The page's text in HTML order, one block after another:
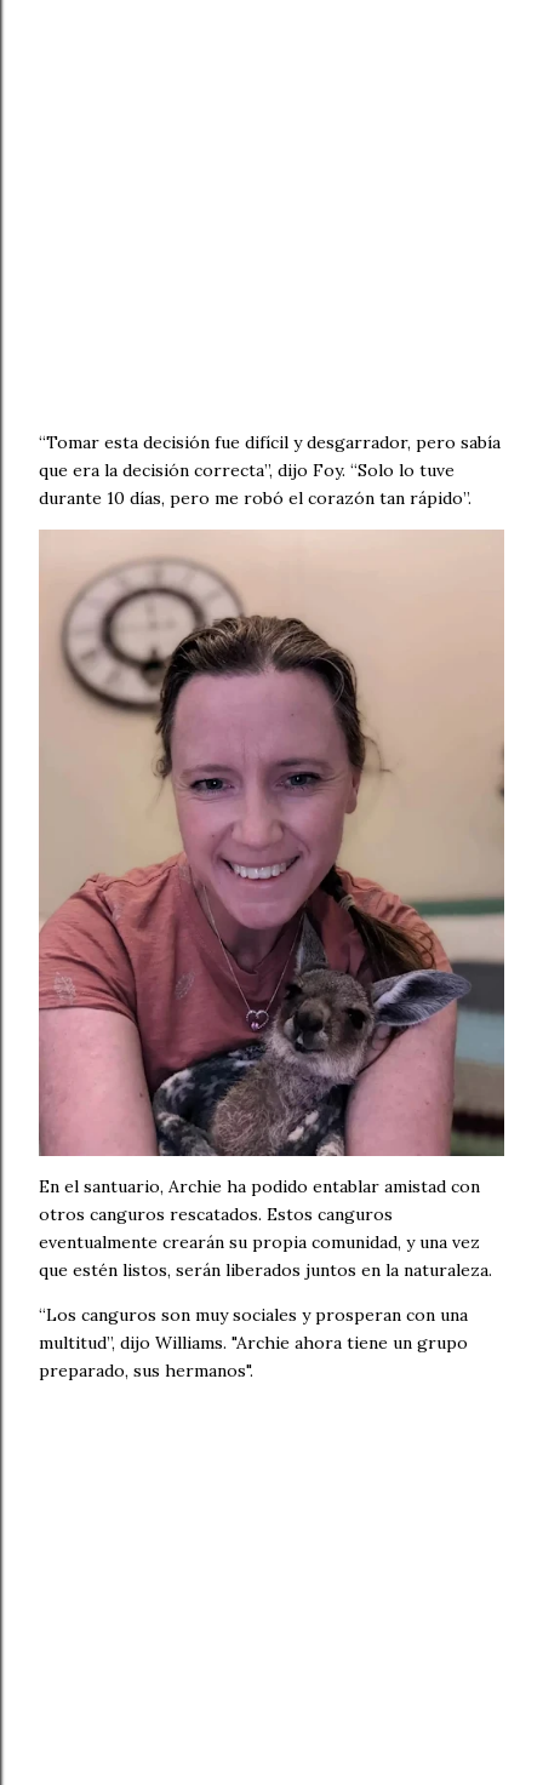
“Tomar esta decisión fue difícil y desgarrador, pero sabía
que era la decisión correcta”, dijo Foy. “Solo lo tuve
durante 10 días, pero me robó el corazón tan rápido”.
En el santuario, Archie ha podido entablar amistad con
otros canguros rescatados. Estos canguros
eventualmente crearán su propia comunidad, y una vez
que estén listos, serán liberados juntos en la naturaleza.
“Los canguros son muy sociales y prosperan con una
multitud”, dijo Williams. "Archie ahora tiene un grupo
preparado, sus hermanos".